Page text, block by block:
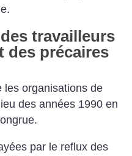
travailleurs
des précaires
les organisations de
des années 1990 en
par le reflux des